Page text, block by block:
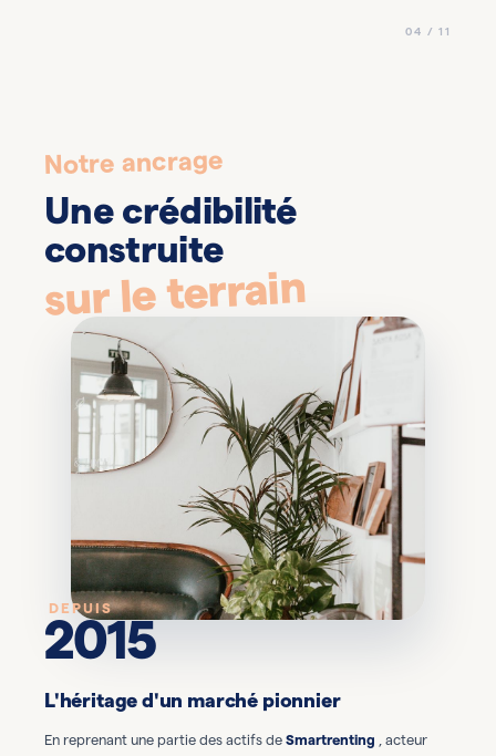
04 / 11
Notre ancrage
Une crédibilité
construite
sur le terrain
DEPUIS
2015
L'héritage d'un marché pionnier
En reprenant une partie des actifs de Smartrenting
, acteur